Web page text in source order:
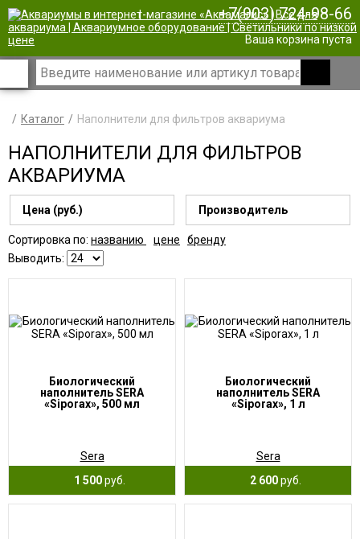
| +7(903) 724-98-66
Ваша корзина пуста
Каталог Наполнители для фильтров аквариума
НАПОЛНИТЕЛИ ДЛЯ ФИЛЬТРОВ
АКВАРИУМА
Цена (руб.) Производитель
Сортировка по: названию цене
бренду
Выводить:
Биологический
наполнитель SERA
«Siporax», 500 мл
Sera
1 500руб.
Биологический
наполнитель SERA
«Siporax», 1 л
Sera
2 600руб.